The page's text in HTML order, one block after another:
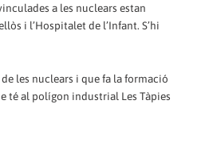
a les nuclears estan
i l’Hospitalet de l’Infant. S’hi
les nuclears i que fa la formació
té al polígon industrial Les Tàpies